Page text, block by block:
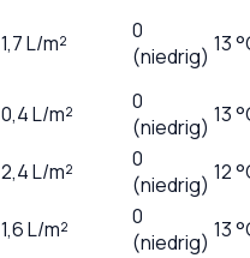
1,7L/m²
0
(niedrig) 13
0,4L/m²
0
(niedrig) 13
2,4L/m²
0
(niedrig) 12
1,6L/m²
0
(niedrig) 13